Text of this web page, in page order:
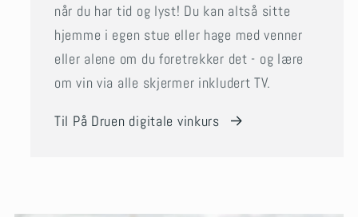
når du har tid og lyst! Du kan altså sitte
hjemme i egen stue eller hage med venner
eller alene om du foretrekker det - og lære
om vin via alle skjermer inkludert TV.
Til På Druen digitale vinkurs